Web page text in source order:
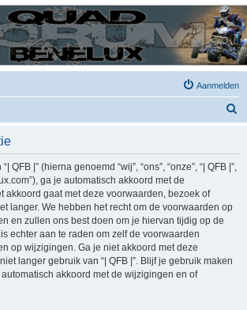
Aanmelden
QFB |” (hierna genoemd “wij”, “ons”, “onze”, “| QFB |”,
ga je automatisch akkoord met de
akkoord gaat met deze voorwaarden, bezoek of
langer. We hebben het recht om de voorwaarden op
en zullen ons best doen om je hiervan tijdig op de
echter aan te raden om zelf de voorwaarden
op wijzigingen. Ga je niet akkoord met deze
langer gebruik van “| QFB |”. Blijf je gebruik maken
automatisch akkoord met de wijzigingen en of